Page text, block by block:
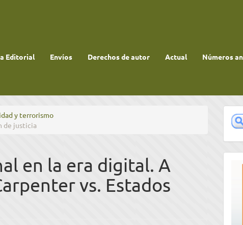
Editorial Envíos Derechos de autor Actual Números
y terrorismo
de justicia
en la era digital. A
vs. Estados